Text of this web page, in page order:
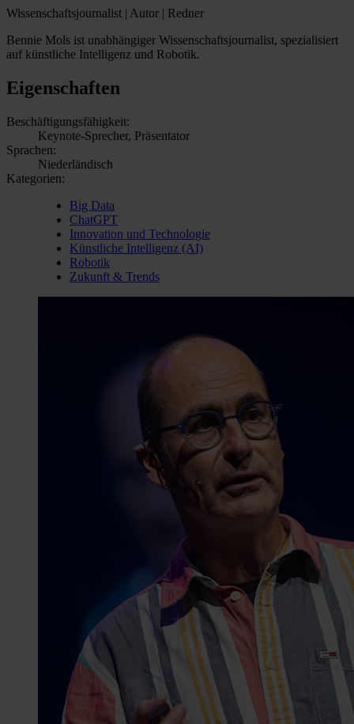
Wissenschaftsjournalist | Autor | Redner
Bennie Mols ist unabhängiger Wissenschaftsjournalist, spezialisiert
auf künstliche Intelligenz und Robotik.
Eigenschaften
Beschäftigungsfähigkeit:
Keynote-Sprecher, Präsentator
Sprachen:
Niederländisch
Kategorien:
Big Data
ChatGPT
Innovation und Technologie
Künstliche Intelligenz (AI)
Robotik
Zukunft & Trends